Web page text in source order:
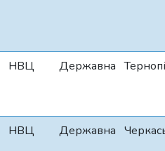
НВЦ Державна
НВЦ Державна